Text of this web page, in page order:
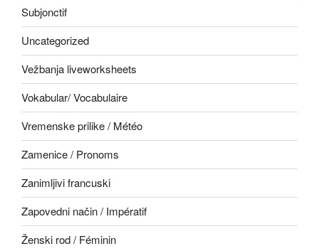
Subjonctif
Uncategorized
Vežbanja liveworksheets
Vokabular/ Vocabulaire
Vremenske prilike / Météo
Zamenice / Pronoms
Zanimljivi francuski
Zapovedni način / Impératif
Ženski rod / Féminin